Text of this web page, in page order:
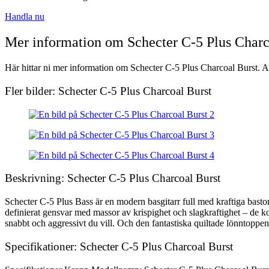
Handla nu
Mer information om Schecter C-5 Plus
Här hittar ni mer information om Schecter C-5 Plus Charcoal
Fler bilder: Schecter C-5 Plus Charcoal Burst
Beskrivning: Schecter C-5 Plus Charcoal Burst
Schecter C-5 Plus Bass är en modern basgitarr full med kraftiga
definierat gensvar med massor av krispighet och slagkraftighet – de
snabbt och aggressivt du vill. Och den fantastiska quiltade
Specifikationer: Schecter C-5 Plus Charcoal Burst